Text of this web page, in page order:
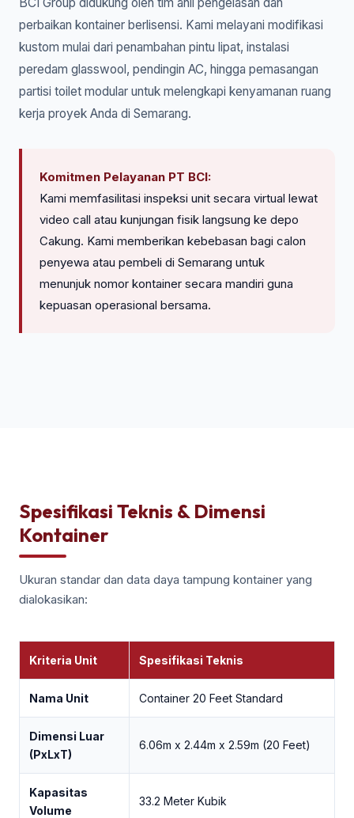
perbaikan kontainer berlisensi. Kami melayani modifikasi
kustom mulai dari penambahan pintu lipat, instalasi
peredam glasswool, pendingin AC, hingga pemasangan
partisi toilet modular untuk melengkapi kenyamanan ruang
kerja proyek Anda di Semarang.
Komitmen Pelayanan PT BCI:
Kami memfasilitasi inspeksi unit secara virtual lewat
video call atau kunjungan fisik langsung ke depo
Cakung. Kami memberikan kebebasan bagi calon
penyewa atau pembeli di Semarang untuk
menunjuk nomor kontainer secara mandiri guna
kepuasan operasional bersama.
Spesifikasi Teknis & Dimensi
Kontainer
Ukuran standar dan data daya tampung kontainer yang
dialokasikan:
Kriteria Unit Spesifikasi Teknis
Nama Unit Container 20 Feet Standard
Dimensi Luar
(PxLxT)
6.06m x 2.44m x 2.59m (20 Feet)
Kapasitas
Volume
33.2 Meter Kubik